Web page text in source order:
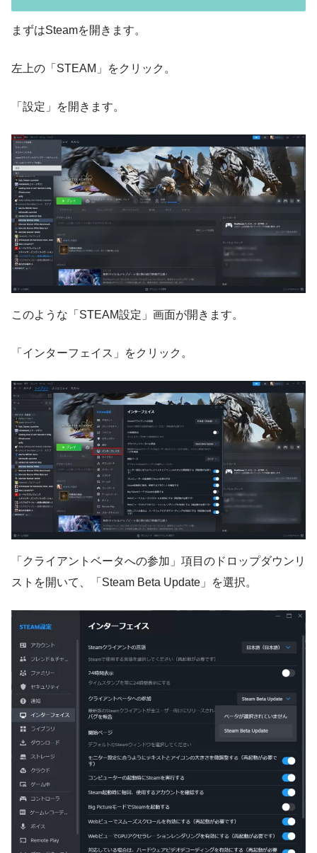
まずはSteamを開きます。
左上の「STEAM」をクリック。
「設定」を開きます。
このような「STEAM設定」画面が開きます。
「インターフェイス」をクリック。
「クライアントベータへの参加」項目のドロップダウンリ
ストを開いて、「Steam Beta Update」を選択。